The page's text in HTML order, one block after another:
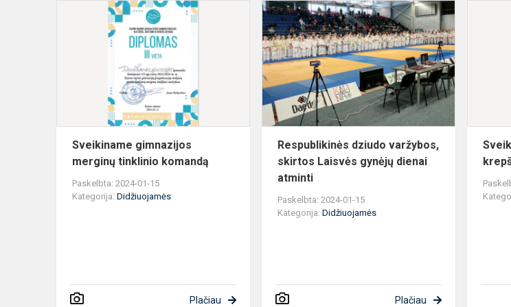
Sveikiname
gimnazijos
merginų
tinklinio
komandą
Sveikiname gimnazijos
merginų tinklinio komandą
Paskelbta: 2024-01-15
Kategorija: Didžiuojamės
Plačiau
varžybos,
skirtos
Laisvės
gynėjų
Respublikinės dziudo varžybos,
skirtos Laisvės gynėjų dienai
atminti
Paskelbta: 2024-01-15
Kategorija:Didžiuojamės
Plačiau